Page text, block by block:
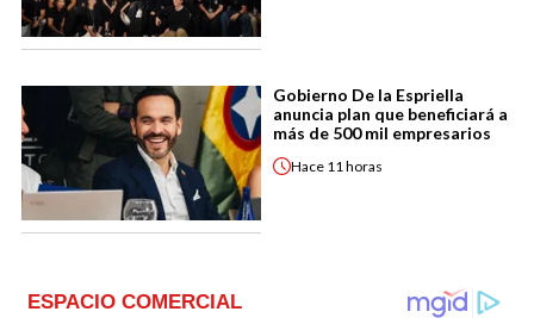
Gobierno De la Espriella
anuncia plan que beneficiará a
más de 500 mil empresarios
Hace 11 horas